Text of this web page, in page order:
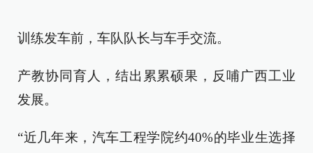
训练发车前，车队队长与车手交流。
产教协同育人，结出累累硕果，反哺广西工业
发展。
“近几年来，汽车工程学院约40%的毕业生选择